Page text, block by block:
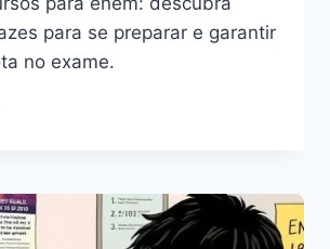
para se preparar e garantir
no exame.